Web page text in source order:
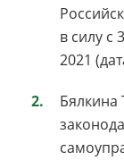
в силу с
2021
Бялкина